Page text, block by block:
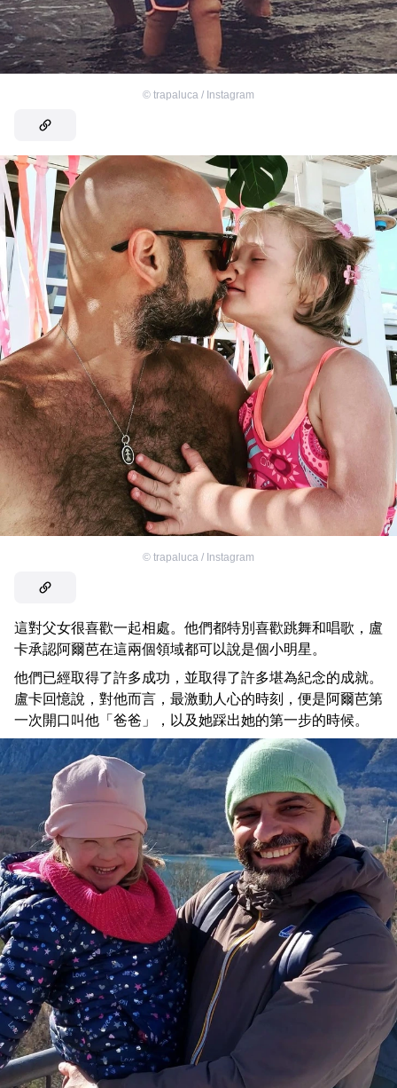
© trapaluca / Instagram
© trapaluca / Instagram
這對父女很喜歡一起相處。他們都特別喜歡跳舞和唱歌，盧
卡承認阿爾芭在這兩個領域都可以說是個小明星。
他們已經取得了許多成功，並取得了許多堪為紀念的成就。
盧卡回憶說，對他而言，最激動人心的時刻，便是阿爾芭第
一次開口叫他「爸爸」，以及她踩出她的第一步的時候。